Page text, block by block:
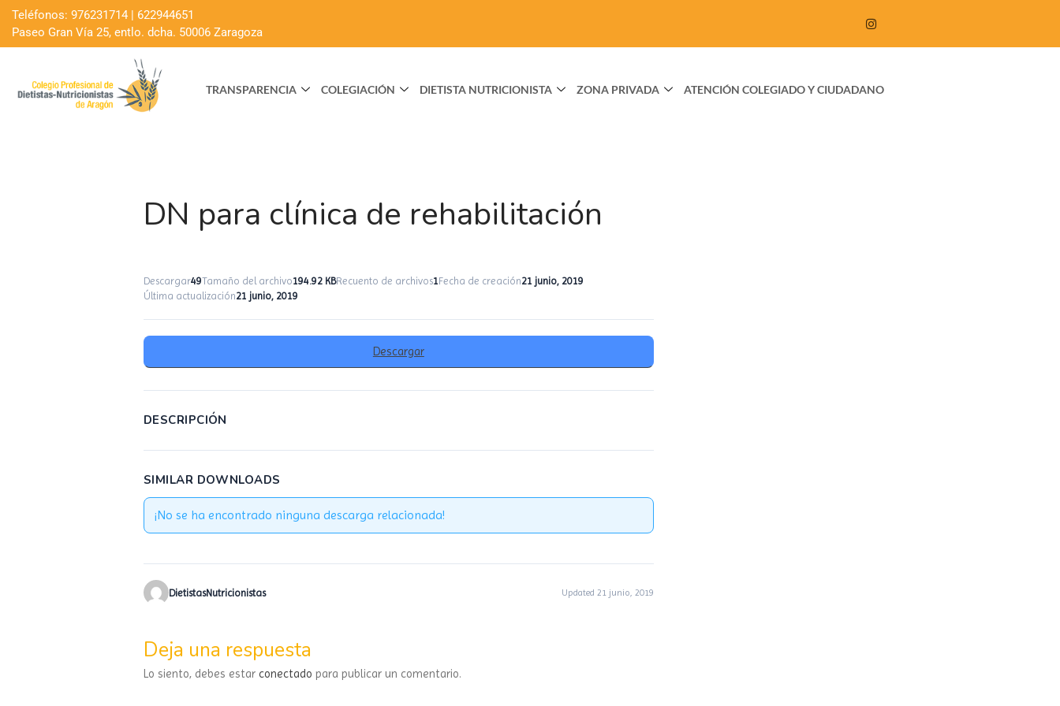
Teléfonos: 976231714 | 622944651
Paseo Gran Vía 25, entlo. dcha. 50006 Zaragoza
TRANSPARENCIA COLEGIACIÓN DIETISTA NUTRICIONISTA ZONA PRIVADA ATENCIÓN COLEGIADO Y CIUDADANO
DN para clínica de rehabilitación
Descargar49Tamaño del archivo194.92 KBRecuento de archivos1Fecha de creación21 junio, 2019
Última actualización21 junio, 2019
Descargar
DESCRIPCIÓN
SIMILAR DOWNLOADS
¡No se ha encontrado ninguna descarga relacionada!
DietistasNutricionistas Updated 21 junio, 2019
Deja una respuesta
Lo siento, debes estar conectado para publicar un comentario.